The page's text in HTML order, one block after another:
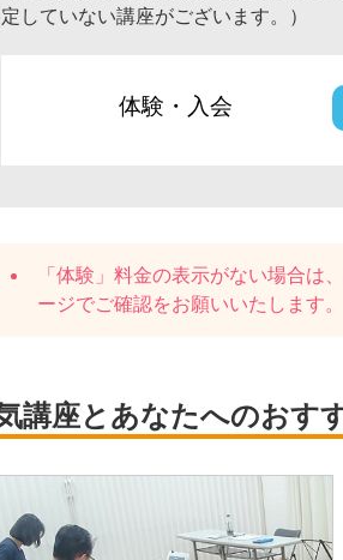
定していない講座がございます。）
体験・入会
「体験」料金の表示がない場合は
ージでご確認をお願いいたします。